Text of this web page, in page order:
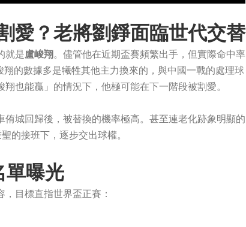
愛？老將劉錚面臨世代交替
就是盧峻翔。儘管他在近期盃賽頻繁出手，但實際命中率
的數據多是犧牲其他主力換來的，與中國一戰的處理球
也能贏」的情況下，他極可能在下一階段被割愛。
城回歸後，被替換的機率極高。甚至連老化跡象明顯的
的接班下，逐步交出球權。
單曝光
目標直指世界盃正賽：